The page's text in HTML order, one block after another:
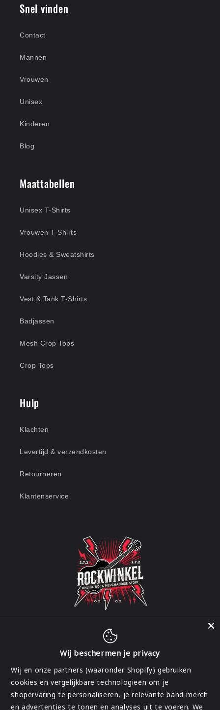
Snel vinden
Contact
Mannen
Vrouwen
Unisex
Kinderen
Blog
Maattabellen
Unisex T-Shirts
Vrouwen T-Shirts
Hoodies & Sweatshirts
Varsity Jassen
Vest & Tank T-Shirts
Badjassen
Mesh Crop Tops
Crop Tops
Hulp
Klachten
Levertijd & verzendkosten
Retourneren
Klantenservice
FacebookInstagram
Wij beschermen je privacy
Wij en onze partners (waaronder Shopify) gebruiken
cookies en vergelijkbare technologieën om je
shopervaring te personaliseren, je relevante band-merch
en advertenties te tonen en analyses uit te voeren. We